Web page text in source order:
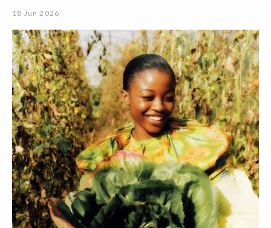
18 Jun 2026